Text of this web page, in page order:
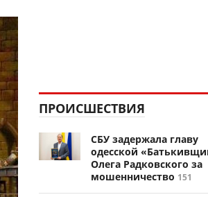
ПРОИСШЕСТВИЯ
СБУ задержала главу
одесской
Олега Радковского за
мошенничество 151